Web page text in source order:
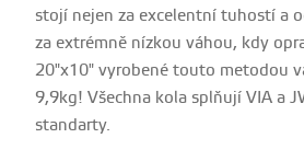
stojí nejen za excelentní tuhostí a
za extrémně nízkou váhou, kdy
20"x10" vyrobené touto metodou
9,9kg! Všechna kola splňují VIA a
standarty.